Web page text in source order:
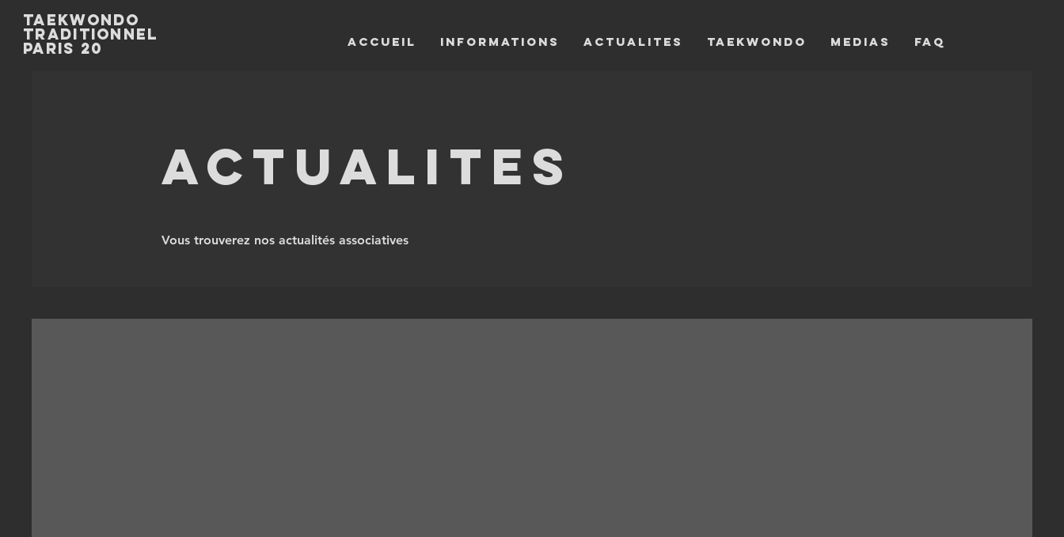
Taekwondo
Traditionnel
paris 20 Accueil INFORMATIONS ACTUALITES TAEKWONDO MEDIAS FAQ
Actualites
Vous trouverez nos actualités associatives